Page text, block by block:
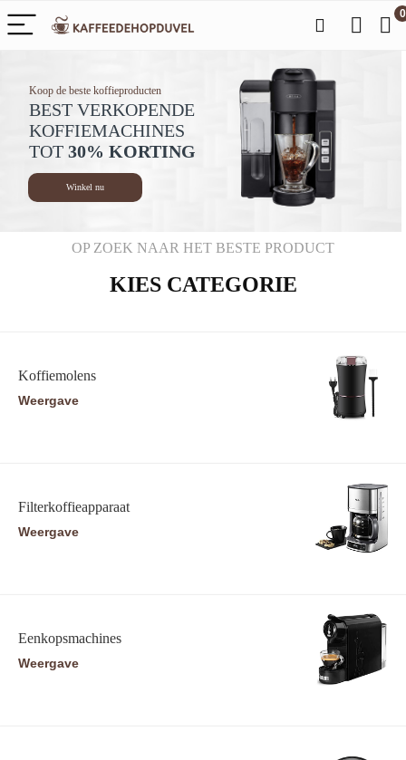
0
BEST VERKOPENDE
KOFFIEMACHINES
TOT 30% KORTING
Koop de beste koffieproducten
Winkel nu
OP ZOEK NAAR HET BESTE PRODUCT
KIES CATEGORIE
Koffiemolens
Weergave
Filterkoffieapparaat
Weergave
Eenkopsmachines
Weergave